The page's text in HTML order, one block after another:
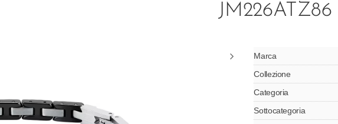
JM226ATZ86
Marca
Collezione
Categoria
Sottocategoria